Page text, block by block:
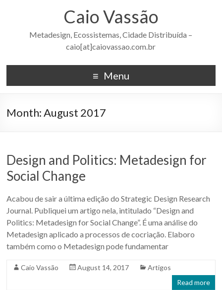
Caio Vassão
Metadesign, Ecossistemas, Cidade Distribuída –
caio[at]caiovassao.com.br
Menu
Month:August 2017
Design and Politics: Metadesign for
Social Change
Acabou de sair a última edição do Strategic Design Research
Journal. Publiquei um artigo nela, intitulado “Design and
Politics: Metadesign for Social Change”. É uma análise do
Metadesign aplicado a processos de cocriação. Elaboro
também como o Metadesign pode fundamentar
Caio Vassão August 14, 2017
Artigos
Read more